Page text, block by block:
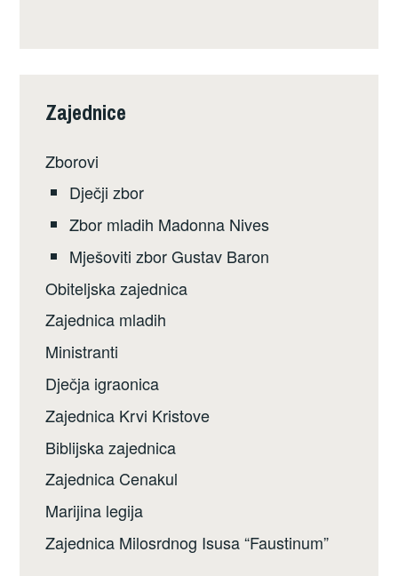
Zajednice
Zborovi
Dječji zbor
Zbor mladih Madonna Nives
Mješoviti zbor Gustav Baron
Obiteljska zajednica
Zajednica mladih
Ministranti
Dječja igraonica
Zajednica Krvi Kristove
Biblijska zajednica
Zajednica Cenakul
Marijina legija
Zajednica Milosrdnog Isusa “Faustinum”